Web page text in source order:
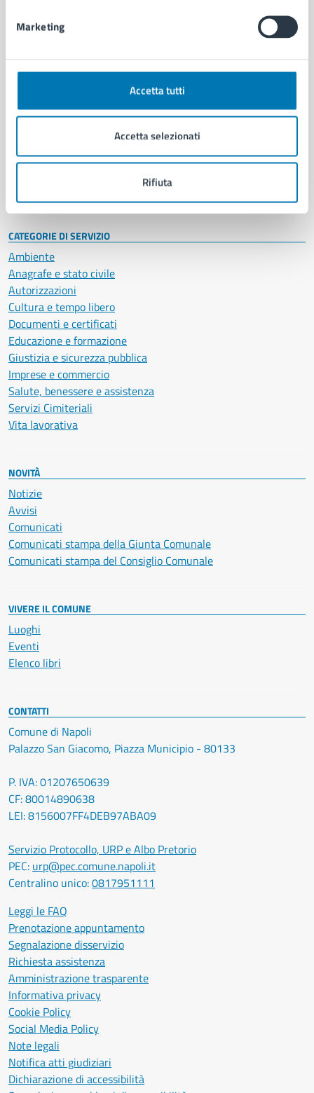
Marketing
Accetta tutti
Accetta selezionati
Rifiuta
AMMINISTRAZIONE
Organi di governo
Enti e fondazioni
Personale amministrativo
Intranet, posta aziendale e protocollo
CATEGORIE DI SERVIZIO
Ambiente
Anagrafe e stato civile
Autorizzazioni
Cultura e tempo libero
Documenti e certificati
Educazione e formazione
Giustizia e sicurezza pubblica
Imprese e commercio
Salute, benessere e assistenza
Servizi Cimiteriali
Vita lavorativa
NOVITÀ
Notizie
Avvisi
Comunicati
Comunicati stampa della Giunta Comunale
Comunicati stampa del Consiglio Comunale
VIVERE IL COMUNE
Luoghi
Eventi
Elenco libri
CONTATTI
Comune di Napoli
Palazzo San Giacomo, Piazza Municipio - 80133
P. IVA: 01207650639
CF: 80014890638
LEI: 8156007FF4DEB97ABA09
Servizio Protocollo, URP e Albo Pretorio
PEC: urp@pec.comune.napoli.it
Centralino unico:0817951111
Leggi le FAQ
Prenotazione appuntamento
Segnalazione disservizio
Richiesta assistenza
Amministrazione trasparente
Informativa privacy
Cookie Policy
Social Media Policy
Note legali
Notifica atti giudiziari
Dichiarazione di accessibilità